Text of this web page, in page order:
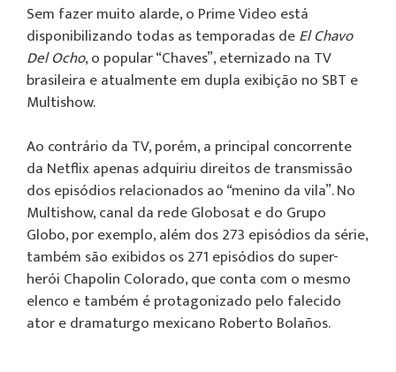
Sem fazer muito alarde, o Prime Video está
disponibilizando todas as temporadas deEl Chavo
Del Ocho, o popular “Chaves”, eternizado na TV
brasileira e atualmente em dupla exibição no SBT e
Multishow.
Ao contrário da TV, porém, a principal concorrente
da Netflix apenas adquiriu direitos de transmissão
dos episódios relacionados ao “menino da vila”. No
Multishow, canal da rede Globosat e do Grupo
Globo, por exemplo, além dos 273 episódios da série,
também são exibidos os 271 episódios do super-
herói Chapolin Colorado, que conta com o mesmo
elenco e também é protagonizado pelo falecido
ator e dramaturgo mexicano Roberto Bolaños.